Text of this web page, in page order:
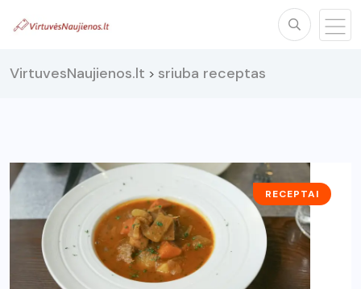
VirtuvesNaujienos.lt > sriuba receptas
RECEPTAI